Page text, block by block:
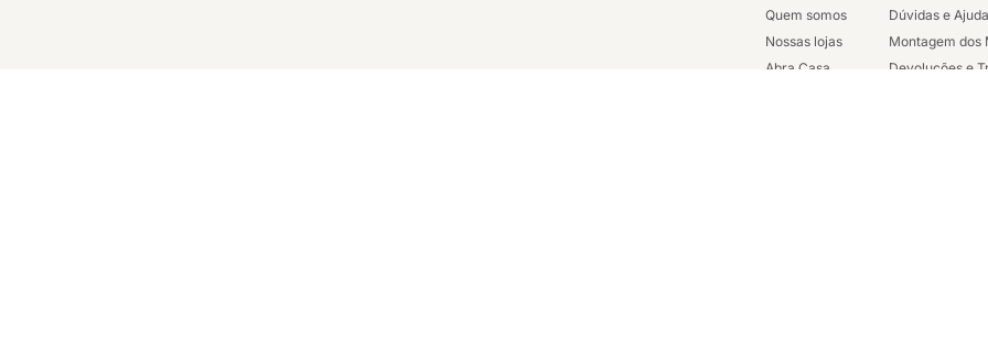
Quem somos
Nossas lojas
Abra Casa
Dúvidas e
Montagem dos
Devoluções e